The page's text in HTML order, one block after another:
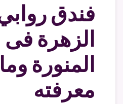
فندق
الزهرة فى
المنورة
معرفته